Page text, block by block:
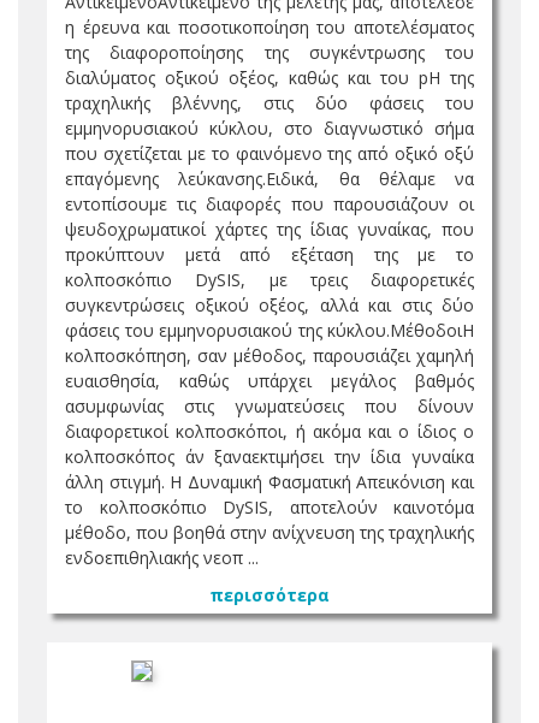
η έρευνα και ποσοτικοποίηση του αποτελέσματος
της διαφοροποίησης της συγκέντρωσης του
διαλύματος οξικού οξέος, καθώς και του pH της
τραχηλικής βλέννης, στις δύο φάσεις του
εμμηνορυσιακού κύκλου, στο διαγνωστικό σήμα
που σχετίζεται με το φαινόμενο της από οξικό οξύ
επαγόμενης λεύκανσης.Ειδικά, θα θέλαμε να
εντοπίσουμε τις διαφορές που παρουσιάζουν οι
ψευδοχρωματικοί χάρτες της ίδιας γυναίκας, που
προκύπτουν μετά από εξέταση της με το
κολποσκόπιο DySIS, με τρεις διαφορετικές
συγκεντρώσεις οξικού οξέος, αλλά και στις δύο
φάσεις του εμμηνορυσιακού της κύκλου.ΜέθοδοιΗ
κολποσκόπηση, σαν μέθοδος, παρουσιάζει χαμηλή
ευαισθησία, καθώς υπάρχει μεγάλος βαθμός
ασυμφωνίας στις γνωματεύσεις που δίνουν
διαφορετικοί κολποσκόποι, ή ακόμα και ο ίδιος ο
κολποσκόπος άν ξαναεκτιμήσει την ίδια γυναίκα
άλλη στιγμή. Η Δυναμική Φασματική Απεικόνιση και
το κολποσκόπιο DySIS, αποτελούν καινοτόμα
μέθοδο, που βοηθά στην ανίχνευση της τραχηλικής
ενδοεπιθηλιακής νεοπ ...
περισσότερα